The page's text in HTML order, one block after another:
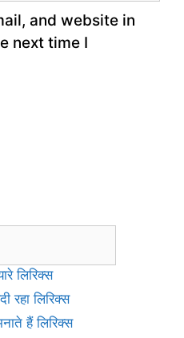
and website in
next time I
लिरिक्स
रहा लिरिक्स
हैं लिरिक्स